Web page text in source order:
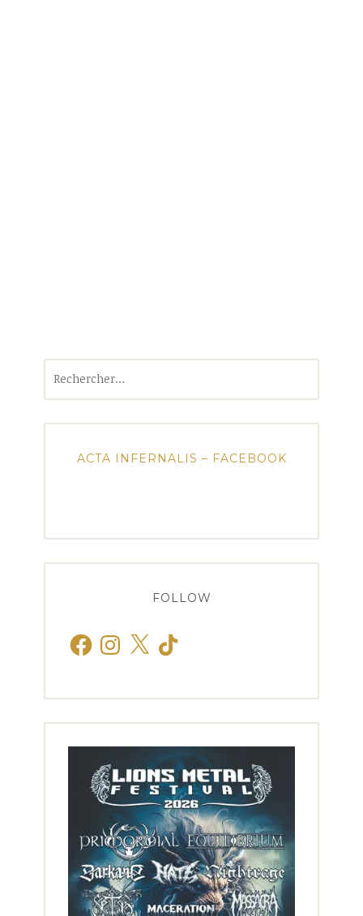
ACTA INFERNALIS – FACEBOOK
FOLLOW
FacebookInstagram
X TikTok